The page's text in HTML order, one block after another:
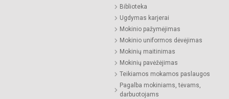
Biblioteka
Ugdymas karjerai
Mokinio pažymėjimas
Mokinio uniformos dėvėjimas
Mokinių maitinimas
Mokinių pavėžėjimas
Teikiamos mokamos paslaugos
Pagalba mokiniams, tėvams,
darbuotojams